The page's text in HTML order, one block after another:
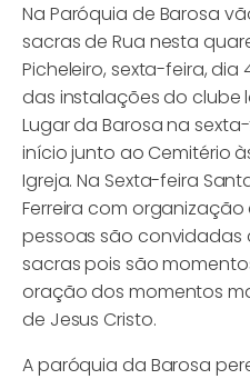
Na Paróquia de Barosa
sacras de Rua nesta
Picheleiro, sexta-feira, dia
das instalações do clube
Lugar da Barosa na
início junto ao Cemitério
Igreja. Na Sexta-feira
Ferreira com
pessoas são convidadas
sacras pois são
oração dos momentos
de Jesus Cristo.
A paróquia da Barosa